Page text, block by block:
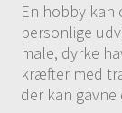
En hobby kan
personlige
male, dyrke
kræfter med
der kan